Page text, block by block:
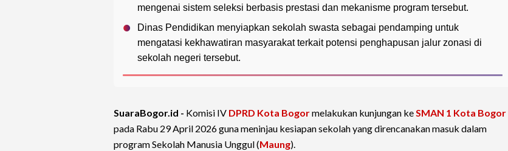
mengenai sistem seleksi berbasis prestasi dan mekanisme program tersebut.
Dinas Pendidikan menyiapkan sekolah swasta sebagai pendamping untuk
mengatasi kekhawatiran masyarakat terkait potensi penghapusan jalur zonasi di
sekolah negeri tersebut.
SuaraBogor.id - Komisi IV DPRD Kota Bogormelakukan kunjungan keSMAN 1 Kota Bogor
pada Rabu 29 April 2026 guna meninjau kesiapan sekolah yang direncanakan masuk dalam
program Sekolah Manusia Unggul (Maung).